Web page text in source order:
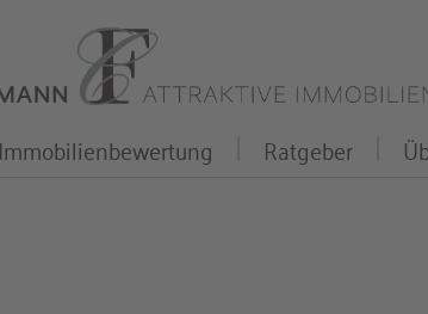
Immobilienbewertung Ratgeber